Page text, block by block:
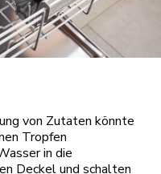
von Zutaten könnte
Tropfen
in die
Deckel und schalten